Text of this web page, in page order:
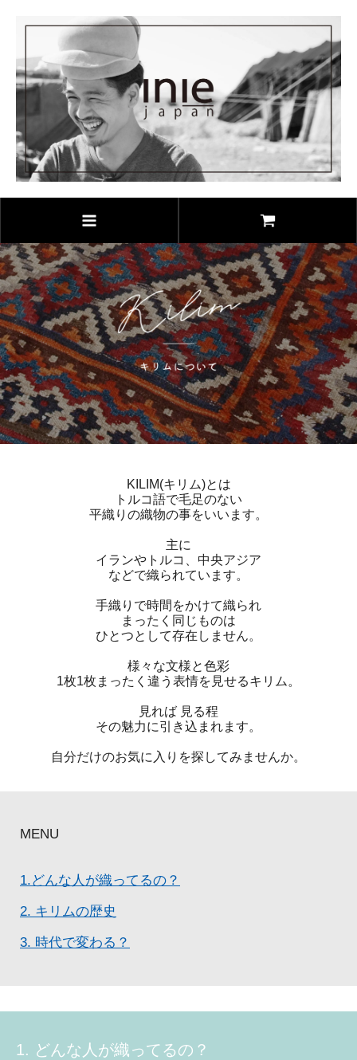
KILIM(キリム)とは
トルコ語で毛足のない
平織りの織物の事をいいます。
主に
イランやトルコ、中央アジア
などで織られています。
手織りで時間をかけて織られ
まったく同じものは
ひとつとして存在しません。
様々な文様と色彩
1枚1枚まったく違う表情を見せるキリム。
見れば 見る程
その魅力に引き込まれます。
自分だけのお気に入りを探してみませんか。
MENU
1.どんな人が織ってるの？
2. キリムの歴史
3. 時代で変わる？
1. どんな人が織ってるの？